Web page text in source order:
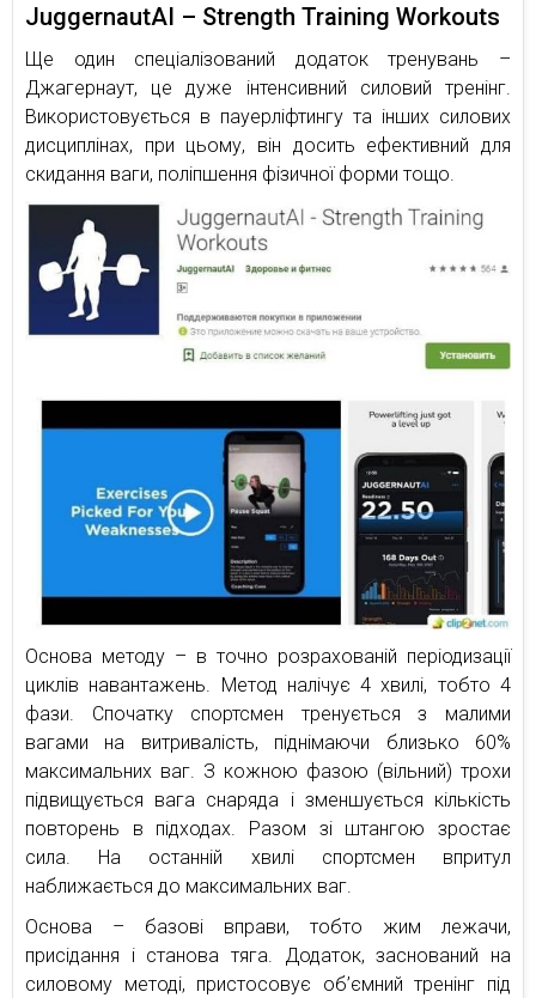
JuggernautAI – Strength Training Workouts
Ще один спеціалізований додаток тренувань –
Джагернаут, це дуже інтенсивний силовий тренінг.
Використовується в пауерліфтингу та інших силових
дисциплінах, при цьому, він досить ефективний для
скидання ваги, поліпшення фізичної форми тощо.
Основа методу – в точно розрахованій періодизації
циклів навантажень. Метод налічує 4 хвилі, тобто 4
фази. Спочатку спортсмен тренується з малими
вагами на витривалість, піднімаючи близько 60%
максимальних ваг. З кожною фазою (вільний) трохи
підвищується вага снаряда і зменшується кількість
повторень в підходах. Разом зі штангою зростає
сила. На останній хвилі спортсмен впритул
наближається до максимальних ваг.
Основа – базові вправи, тобто жим лежачи,
присідання і станова тяга. Додаток, заснований на
силовому методі, пристосовує об’ємний тренінг під